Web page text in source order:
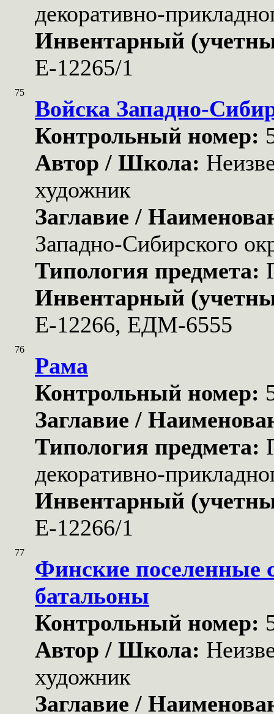
декоративно-
Инвентарный
Е-12265/1
75
Войска Западно-
Контрольный номер:
Автор / Школа:
художник
Заглавие /
Западно-Сибирского
Типология предмета:
Инвентарный
Е-12266, ЕДМ-6555
76
Рама
Контрольный номер:
Заглавие /
Типология предмета:
декоративно-
Инвентарный
Е-12266/1
77
Финские поселенные
батальоны
Контрольный номер:
Автор / Школа:
художник
Заглавие /